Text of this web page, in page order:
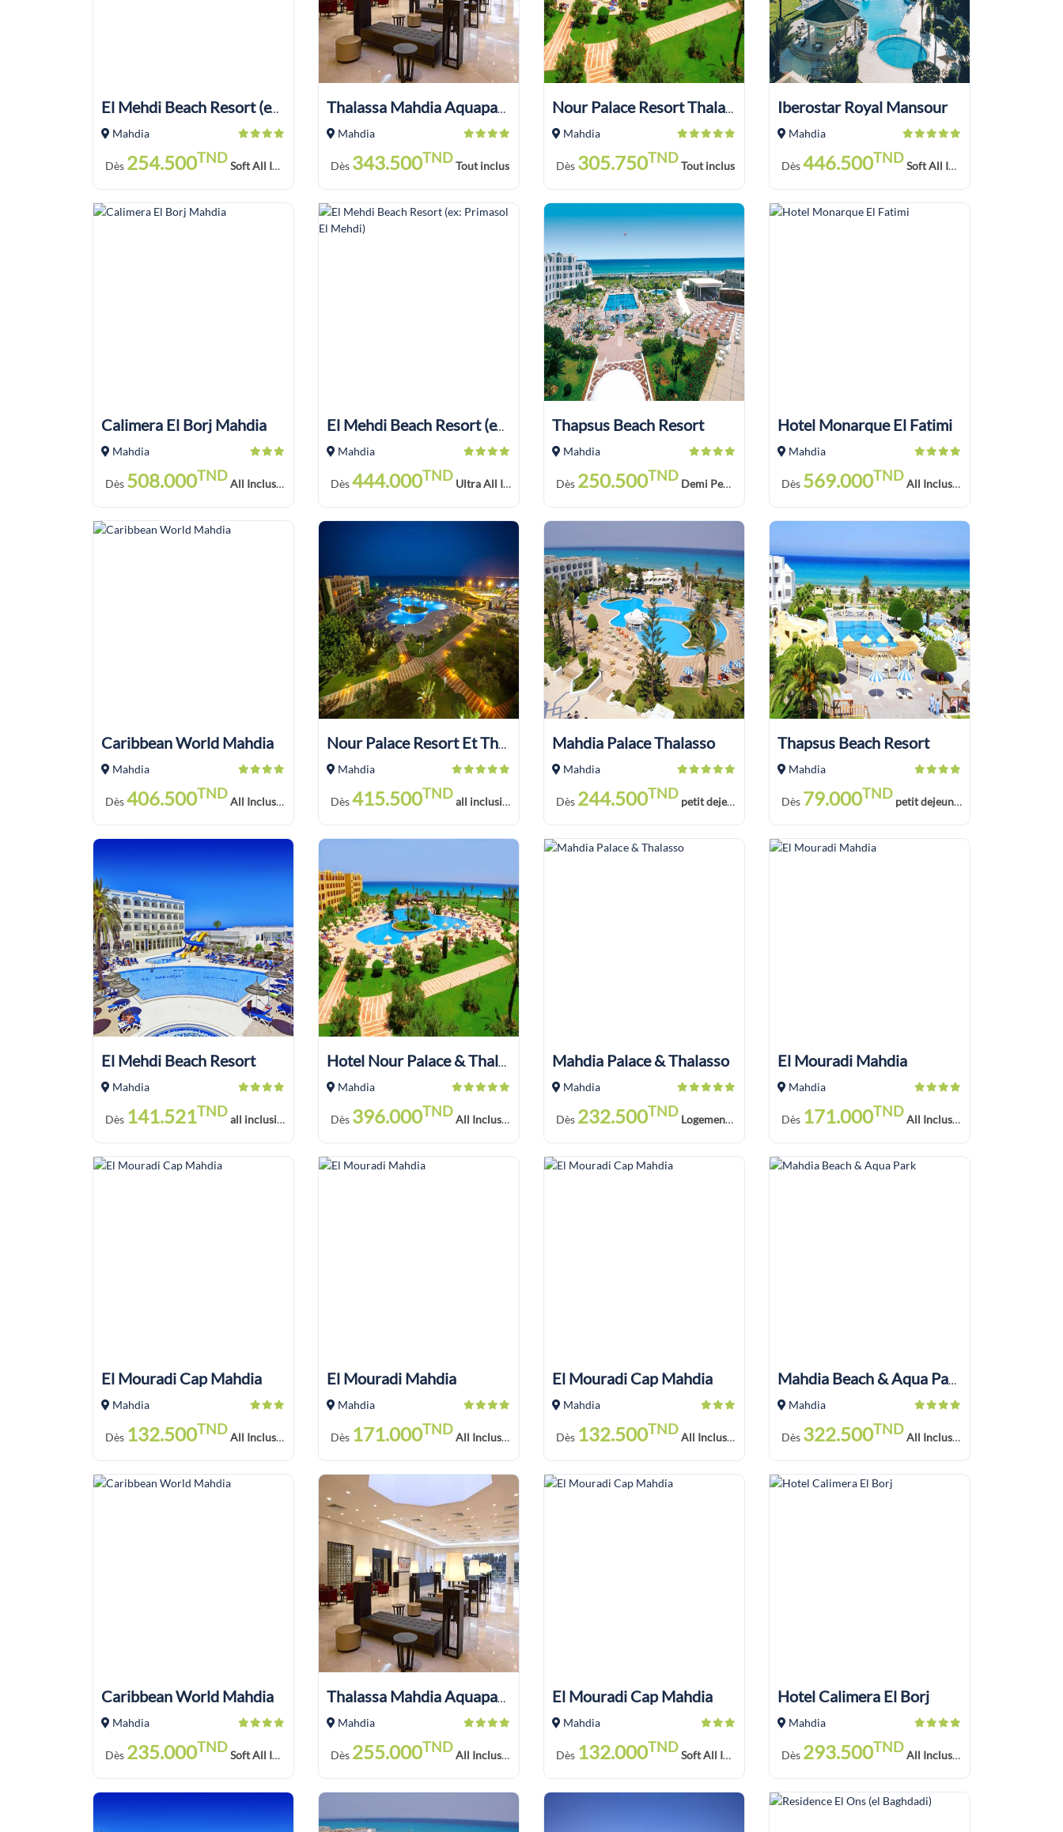
El Mehdi Beach Resort (ex Primasol)
Mahdia
Dès 254.500TNDSoft All Inclusive
Thalassa Mahdia Aquapark
Mahdia
Dès 343.500TNDTout inclus
Nour Palace Resort Thalasso & Golf
Mahdia
Dès 305.750TNDTout inclus
Iberostar Royal Mansour
Mahdia
Dès446.500TNDSoft All Inclusive
Calimera El Borj Mahdia
Mahdia
Dès 508.000TNDAll Inclusive Soft Drink
El Mehdi Beach Resort (ex: Primasol El Mehdi)
Mahdia
Dès444.000TND Ultra All Inclusive Soft Drink
Thapsus Beach Resort
Mahdia
Dès 250.500TND Demi Pension Plus
Hotel Monarque El Fatimi
Mahdia
Dès 569.000TNDAll Inclusive Soft Drink
Caribbean World Mahdia
Mahdia
Dès406.500TNDAll Inclusive Soft Drink
Nour Palace Resort Et Thalasso
Mahdia
Dès415.500TNDall inclusive
Mahdia Palace Thalasso
Mahdia
Dès 244.500TND petit dejeuner
Thapsus Beach Resort
Mahdia
Dès 79.000TND petit dejeuner
El Mehdi Beach Resort
Mahdia
Dès 141.521TNDall inclusive soft
Hotel Nour Palace & Thalasso
Mahdia
Dès 396.000TNDAll Inclusive
Mahdia Palace & Thalasso
Mahdia
Dès 232.500TND Logement Petit Déjeuner
El Mouradi Mahdia
Mahdia
Dès 171.000TNDAll Inclusive Soft Drink
El Mouradi Cap Mahdia
Mahdia
Dès 132.500TNDAll Inclusive Soft Drink
El Mouradi Mahdia
Mahdia
Dès 171.000TNDAll Inclusive Soft Drink
El Mouradi Cap Mahdia
Mahdia
Dès 132.500TNDAll Inclusive Soft Drink
Mahdia Beach & Aqua Park
Mahdia
Dès 322.500TNDAll Inclusive
Caribbean World Mahdia
Mahdia
Dès 235.000TNDSoft All Inclusive
Thalassa Mahdia Aquapark
Mahdia
Dès 255.000TNDAll Inclusive (Not Refundable)
El Mouradi Cap Mahdia
Mahdia
Dès 132.000TNDSoft All Inclusive (Not Refundable)
Hotel Calimera El Borj
Mahdia
Dès 293.500TNDAll Inclusive